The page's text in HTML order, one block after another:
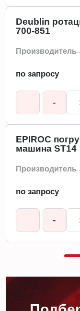
Deublin
700-851
Производитель
по запросу
-
EPIROC
машина ST14
Производитель
по запросу
-